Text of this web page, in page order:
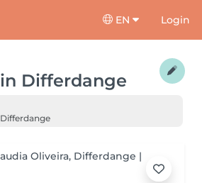
EN Login
in Differdange
Differdange